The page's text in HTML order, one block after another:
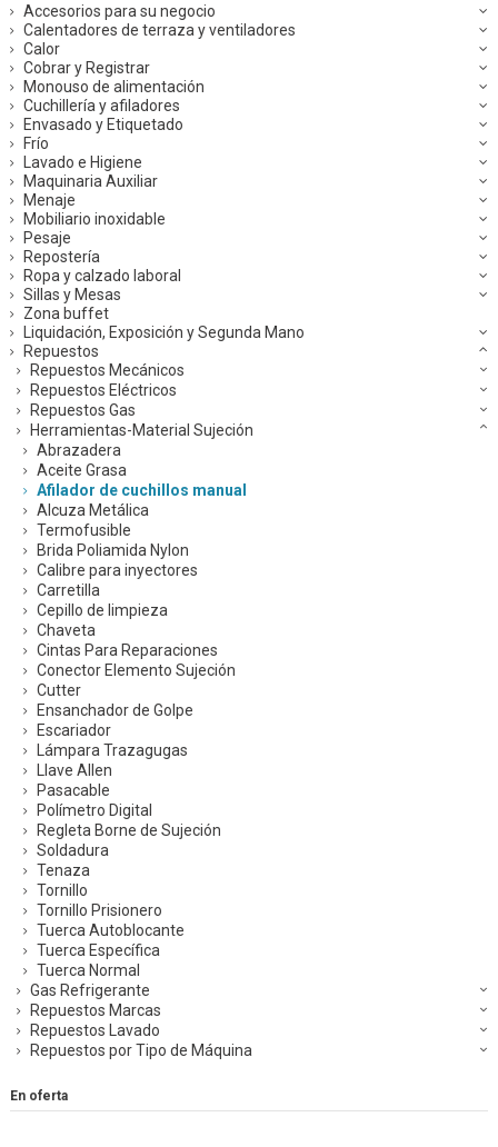
Accesorios para su negocio
Calentadores de terraza y ventiladores
Calor
Cobrar y Registrar
Monouso de alimentación
Cuchillería y afiladores
Envasado y Etiquetado
Frío
Lavado e Higiene
Maquinaria Auxiliar
Menaje
Mobiliario inoxidable
Pesaje
Repostería
Ropa y calzado laboral
Sillas y Mesas
Zona buffet
Liquidación, Exposición y Segunda Mano
Repuestos
Repuestos Mecánicos
Repuestos Eléctricos
Repuestos Gas
Herramientas-Material Sujeción
Abrazadera
Aceite Grasa
Afilador de cuchillos manual
Alcuza Metálica
Termofusible
Brida Poliamida Nylon
Calibre para inyectores
Carretilla
Cepillo de limpieza
Chaveta
Cintas Para Reparaciones
Conector Elemento Sujeción
Cutter
Ensanchador de Golpe
Escariador
Lámpara Trazagugas
Llave Allen
Pasacable
Polímetro Digital
Regleta Borne de Sujeción
Soldadura
Tenaza
Tornillo
Tornillo Prisionero
Tuerca Autoblocante
Tuerca Específica
Tuerca Normal
Gas Refrigerante
Repuestos Marcas
Repuestos Lavado
Repuestos por Tipo de Máquina
En oferta